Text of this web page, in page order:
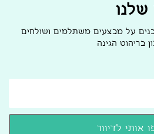
שלנו
על מבצעים משתלמים ושולחים
בריהוט הגינה